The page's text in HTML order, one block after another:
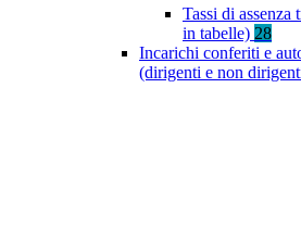
Tassi di assenza
in tabelle) 28
Incarichi conferiti e
(dirigenti e non